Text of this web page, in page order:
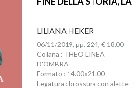
LILIANA HEKER
06/11/2019, pp. 224, € 18.00
Collana : THEO LINEA
D'OMBRA
Formato : 14.00x21.00
Legatura : brossura con alette